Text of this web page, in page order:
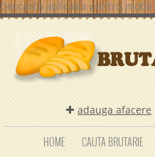
Descarca aplicatia pentru mobil
adauga afacere
HOME CAUTA BRUTARIE